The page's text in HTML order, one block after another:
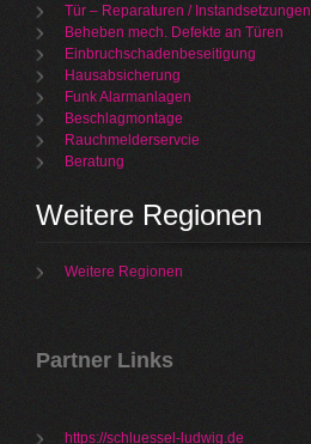
Tür – Reparaturen / Instandsetzungen
Beheben mech. Defekte an Türen
Einbruchschadenbeseitigung
Hausabsicherung
Funk Alarmanlagen
Beschlagmontage
Rauchmelderservcie
Beratung
Weitere Regionen
Weitere Regionen
Partner Links
https://schluessel-ludwig.de